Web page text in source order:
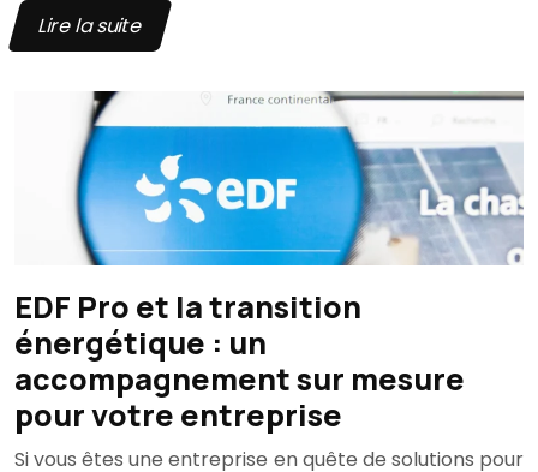
Lire la suite
EDF Pro et la transition
énergétique : un
accompagnement sur mesure
pour votre entreprise
Si vous êtes une entreprise en quête de solutions pour